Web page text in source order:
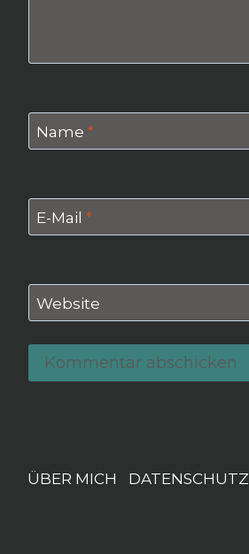
Name *
E-Mail *
Website
ÜBER MICH DATENSCHUTZ